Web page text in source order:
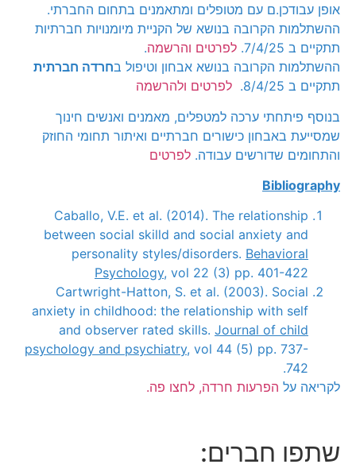
אופן עבודכן.ם עם מטופלים ומתאמנים בתחום החברתי.
ההשתלמות הקרובה בנושא של הקניית מיומנויות חברתיות
תתקיים ב 7/4/25.
לפרטים והרשמה.
ההשתלמות הקרובה בנושא אבחון וטיפול בחרדה חברתית
תתקיים ב 8/4/25.
לפרטים ולהרשמה
בנוסף פיתחתי ערכה למטפלים, מאמנים ואנשים חינוך
שמסייעת באבחון כישורים חברתיים ואיתור תחומי החוזק
והתחומים שדורשים עבודה. לפרטים
Bibliography
Caballo, V.E. et al. (2014). The relationship
between social skilld and social anxiety and
personality styles/disorders. Behavioral
Psychology, vol 22 (3) pp. 401-422
Cartwright-Hatton, S. et al. (2003). Social
anxiety in childhood: the relationship with self
and observer rated skills. Journal of child
psychology and psychiatry, vol 44 (5) pp. 737-
742.
לקריאה על הפרעות חרדה, לחצו פה.
שתפו חברים: